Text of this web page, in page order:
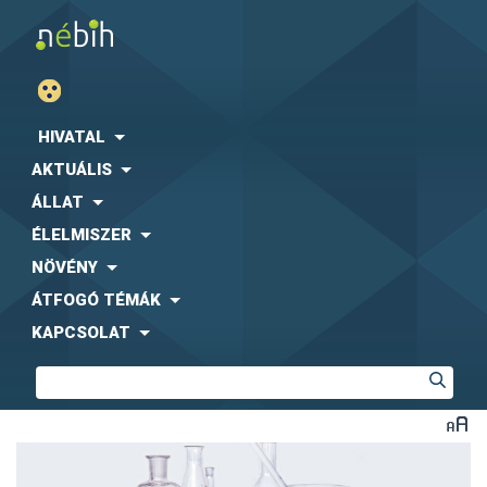
HIVATAL
AKTUÁLIS
ÁLLAT
ÉLELMISZER
NÖVÉNY
ÁTFOGÓ TÉMÁK
KAPCSOLAT